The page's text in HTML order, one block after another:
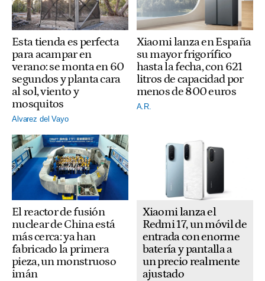
Esta tienda es perfecta
para acampar en
verano: se monta en 60
segundos y planta cara
al sol, viento y
mosquitos
Alvarez del Vayo
Xiaomi lanza en España
su mayor frigorífico
hasta la fecha, con 621
litros de capacidad por
menos de 800 euros
A.R.
El reactor de fusión
nuclear de China está
más cerca: ya han
fabricado la primera
pieza, un monstruoso
imán
Xiaomi lanza el
Redmi 17, un móvil de
entrada con enorme
batería y pantalla a
un precio realmente
ajustado